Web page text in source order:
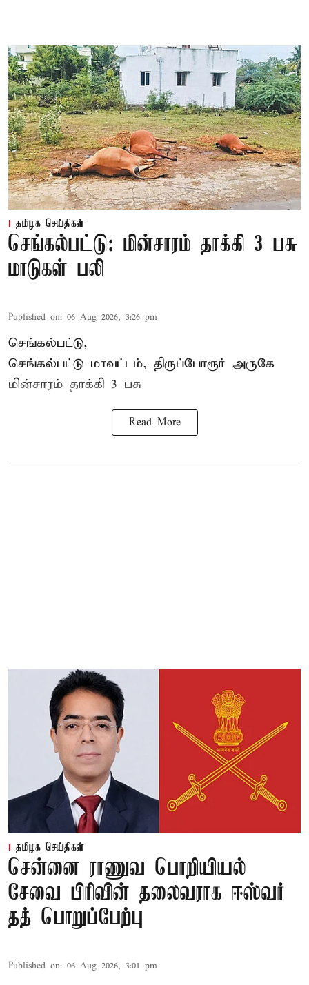
தமிழக செய்திகள்
செங்கல்பட்டு: மின்சாரம் தாக்கி 3 பசு
மாடுகள் பலி
Published on: 06 Aug 2026, 3:26 pm
செங்கல்பட்டு,
செங்கல்பட்டு மாவட்டம், திருப்போரூர் அருகே
மின்சாரம் தாக்கி 3 பசு
Read More
தமிழக செய்திகள்
சென்னை ராணுவ பொறியியல்
சேவை பிரிவின் தலைவராக ஈஸ்வர்
தத் பொறுப்பேற்பு
Published on: 06 Aug 2026, 3:01 pm